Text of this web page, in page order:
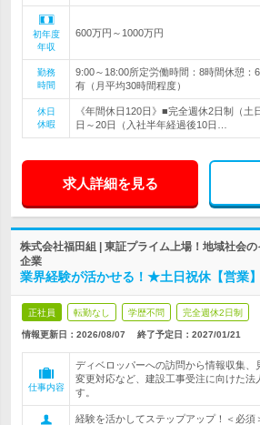
初年度
年収
600万円～1000万円
勤務
時間
9:00～18:00所定労働時間：8時間休憩：
有（月平均30時間程度）
休日
休暇
《年間休日120日》■完全週休2日制（土
日～20日（入社半年経過後10日…
求人詳細を見る
株式会社福田組 | 東証プライム上場！地域社会
企業
業界経験が活かせる！★土日祝休【営業
正社員 転勤なし 学歴不問 完全週休2日制
情報更新日：2026/08/07 終了予定日： 2027/01/21
仕事内容
ディベロッパーへの訪問から情報収集、
変更対応など、建設工事受注に向けた法
す。
経験を活かしてステップアップ！＜必須